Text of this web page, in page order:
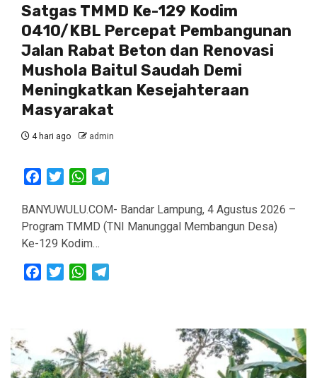
Satgas TMMD Ke-129 Kodim
0410/KBL Percepat Pembangunan
Jalan Rabat Beton dan Renovasi
Mushola Baitul Saudah Demi
Meningkatkan Kesejahteraan
Masyarakat
4 hari ago admin
FacebookTwitterWhatsApp
BANYUWULU.COM- Bandar Lampung, 4 Agustus 2026 –
Program TMMD (TNI Manunggal Membangun Desa)
Ke-129 Kodim…
FacebookTwitterWhatsApp